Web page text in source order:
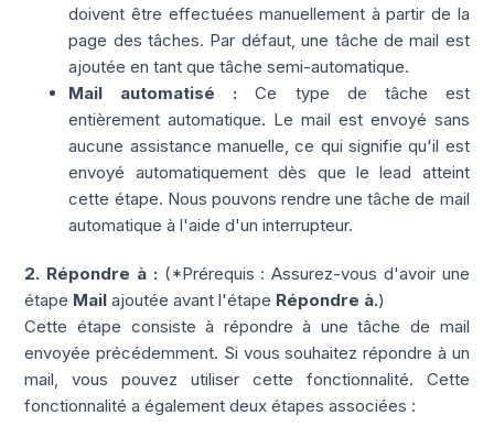
doivent être effectuées manuellement à partir de la
page des tâches. Par défaut, une tâche de mail est
ajoutée en tant que tâche semi-automatique.
Mail automatisé : Ce type de tâche est
entièrement automatique. Le mail est envoyé sans
aucune assistance manuelle, ce qui signifie qu'il est
envoyé automatiquement dès que le lead atteint
cette étape. Nous pouvons rendre une tâche de mail
automatique à l'aide d'un interrupteur.
2. Répondre à : (*Prérequis : Assurez-vous d'avoir une
étape Mail ajoutée avant l'étape Répondre à.)
Cette étape consiste à répondre à une tâche de mail
envoyée précédemment. Si vous souhaitez répondre à un
mail, vous pouvez utiliser cette fonctionnalité. Cette
fonctionnalité a également deux étapes associées :